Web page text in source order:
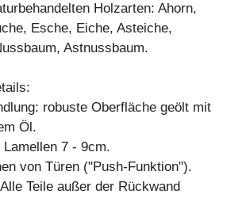
Holzarten: Ahorn,
Esche, Eiche, Asteiche,
Astnussbaum.
robuste Oberfläche geölt mit
Öl.
Lamellen 7 - 9cm.
von Türen ("Push-Funktion").
Teile außer der Rückwand